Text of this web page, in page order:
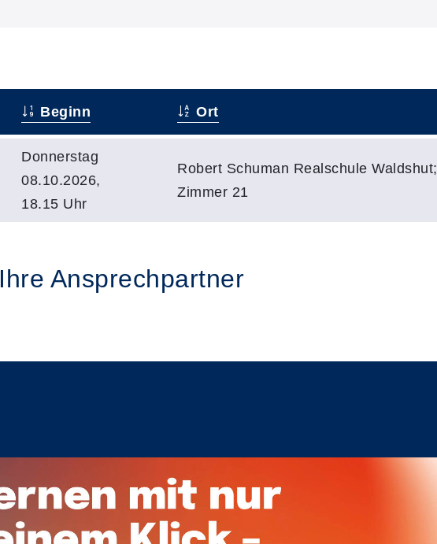
Beginn Ort
Donnerstag
08.10.2026,
18.15 Uhr
Robert Schuman Realschule Waldshut;
Zimmer 21
Ihre Ansprechpartner